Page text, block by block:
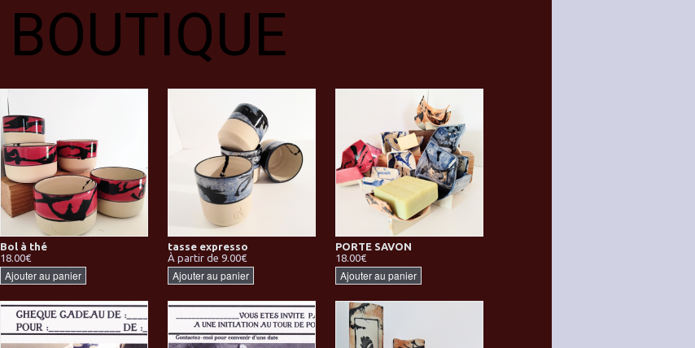
BOUTIQUE
Bol à thé
18.00€
Ajouter au panier
tasse expresso
À partir de 9.00€
Ajouter au panier
PORTE SAVON
18.00€
Ajouter au panier